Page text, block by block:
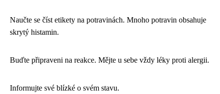
Naučte se číst etikety na potravinách. Mnoho potravin obsahuje
skrytý histamin.
Buďte připraveni na reakce. Mějte u sebe vždy léky proti alergii.
Informujte své blízké o svém stavu.